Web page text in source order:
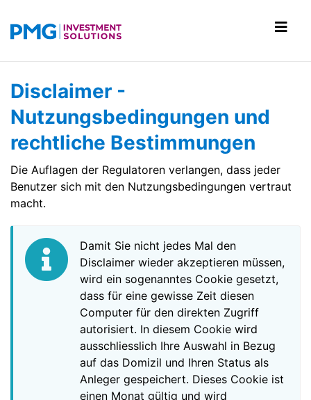
Disclaimer -
Nutzungsbedingungen und
rechtliche Bestimmungen
Die Auflagen der Regulatoren verlangen, dass jeder
Benutzer sich mit den Nutzungsbedingungen vertraut
macht.
Damit Sie nicht jedes Mal den
Disclaimer wieder akzeptieren müssen,
wird ein sogenanntes Cookie gesetzt,
dass für eine gewisse Zeit diesen
Computer für den direkten Zugriff
autorisiert. In diesem Cookie wird
ausschliesslich Ihre Auswahl in Bezug
auf das Domizil und Ihren Status als
Anleger gespeichert. Dieses Cookie ist
einen Monat gültig und wird